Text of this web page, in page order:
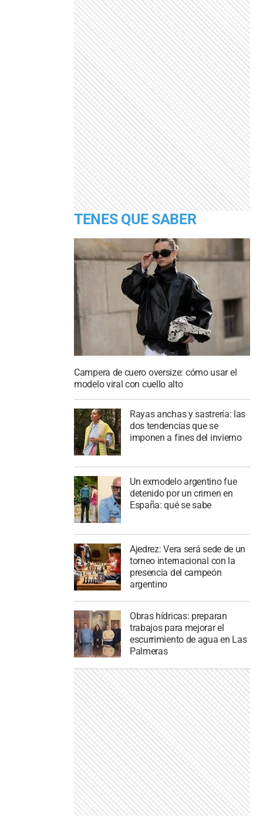
TENES QUE SABER
Campera de cuero oversize: cómo usar el
modelo viral con cuello alto
Rayas anchas y sastrería: las
dos tendencias que se
imponen a fines del invierno
Un exmodelo argentino fue
detenido por un crimen en
España: qué se sabe
Ajedrez: Vera será sede de un
torneo internacional con la
presencia del campeón
argentino
Obras hídricas: preparan
trabajos para mejorar el
escurrimiento de agua en Las
Palmeras